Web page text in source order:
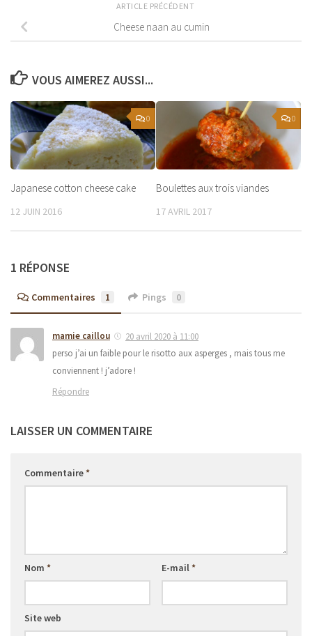
ARTICLE PRÉCÉDENT
Cheese naan au cumin
VOUS AIMEREZ AUSSI...
0
Japanese cotton cheese cake
12 JUIN 2016
0
Boulettes aux trois viandes
17 AVRIL 2017
1 RÉPONSE
Commentaires 1 Pings 0
mamie caillou
20 avril 2020 à 11:00
perso j’ai un faible pour le risotto aux asperges , mais tous me
conviennent ! j’adore !
Répondre
LAISSER UN COMMENTAIRE
Commentaire*
Nom * E-mail*
Site web